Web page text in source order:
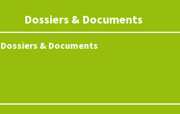
Dossiers & Documents
Dossiers & Documents